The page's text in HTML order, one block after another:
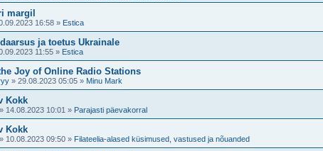
margil
16:58 » Estica
ja toetus Ukrainale
11:55 » Estica
Joy of Online Radio Stations
» 29.08.2023 05:05 » Minu Mark
Kokk
» 14.08.2023 10:01 » Parajasti päevakorral
Kokk
» 10.08.2023 09:50 » Filateelia-alased küsimused, vastused ja nõuanded